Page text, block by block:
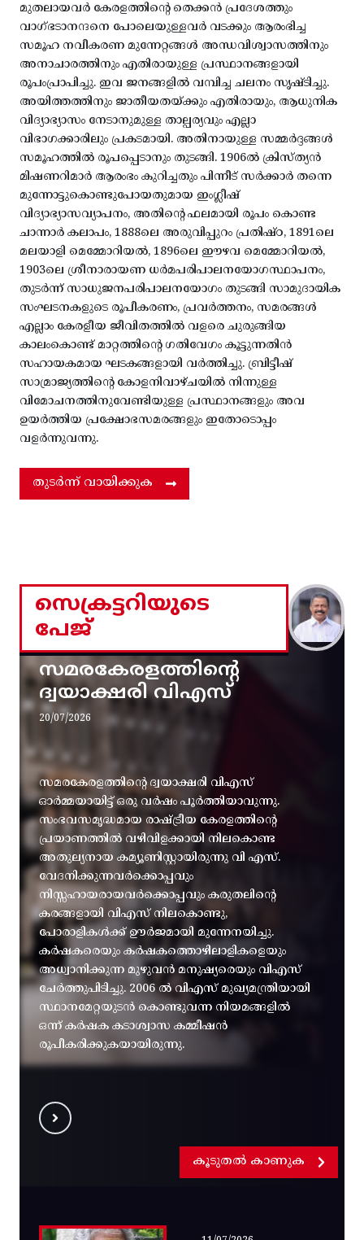
മുതലായവർ കേരളത്തിന്റെ തെക്കൻ പ്രദേശത്തും
വാഗ്ഭടാനന്ദനെ പോലെയുള്ളവർ വടക്കും ആരംഭിച്ച
സമൂഹ നവീകരണ മുന്നേറ്റങ്ങൾ അന്ധവിശ്വാസത്തിനും
അനാചാരത്തിനും എതിരായുള്ള പ്രസ്ഥാനങ്ങളായി
രൂപംപ്രാപിച്ചു. ഇവ ജനങ്ങളിൽ വമ്പിച്ച ചലനം സൃഷ്ടിച്ചു.
അയിത്തത്തിനും ജാതീയതയ്ക്കും എതിരായും, ആധുനിക
വിദ്യാഭ്യാസം നേടാനുമുള്ള താല്പര്യവും എല്ലാ
വിഭാഗക്കാരിലും പ്രകടമായി. അതിനായുള്ള സമ്മർദ്ദങ്ങൾ
സമൂഹത്തിൽ രൂപപ്പെടാനും തുടങ്ങി. 1906ൽ ക്രിസ്ത്യൻ
മിഷണറിമാർ ആരംഭം കുറിച്ചതും പിന്നീട് സർക്കാർ തന്നെ
മുന്നോട്ടുകൊണ്ടുപോയതുമായ ഇംഗ്ലീഷ്
വിദ്യാഭ്യാസവ്യാപനം, അതിന്റെ ഫലമായി രൂപം കൊണ്ട
ചാന്നാർ കലാപം, 1888ലെ അരുവിപ്പുറം പ്രതിഷ്ഠ, 1891ലെ
മലയാളി മെമ്മോറിയൽ, 1896ലെ ഈഴവ മെമ്മോറിയൽ,
1903ലെ ശ്രീനാരായണ ധർമപരിപാലനയോഗസ്ഥാപനം,
തുടർന്ന് സാധുജനപരിപാലനയോഗം തുടങ്ങി സാമുദായിക
സംഘടനകളുടെ രൂപീകരണം, പ്രവർത്തനം, സമരങ്ങൾ
എല്ലാം കേരളീയ ജീവിതത്തിൽ വളരെ ചുരുങ്ങിയ
കാലംകൊണ്ട് മാറ്റത്തിന്റെ ഗതിവേഗം കൂട്ടുന്നതിൻ
സഹായകമായ ഘടകങ്ങളായി വർത്തിച്ചു. ബ്രിട്ടീഷ്
സാമ്രാജ്യത്തിന്റെ കോളനിവാഴ്ചയിൽ നിന്നുള്ള
വിമോചനത്തിനുവേണ്ടിയുള്ള പ്രസ്ഥാനങ്ങളും അവ
ഉയർത്തിയ പ്രക്ഷോഭസമരങ്ങളും ഇതോടൊപ്പം
വളർന്നുവന്നു.
തുടർന്ന് വായിക്കുക
സെക്രട്ടറിയുടെ
പേജ്
സമരകേരളത്തിൻ്റെ
ദ്വയാക്ഷരി വിഎസ്
20/07/2026
സമരകേരളത്തിൻ്റെ ദ്വയാക്ഷരി വിഎസ്
ഓർമ്മയായിട്ട് ഒരു വർഷം പൂർത്തിയാവുന്നു.
സംഭവസമൃദ്ധമായ രാഷ്ട്രീയ കേരളത്തിന്റെ
പ്രയാണത്തിൽ വഴിവിളക്കായി നിലകൊണ്ട
അതുല്യനായ കമ്യൂണിസ്റ്റായിരുന്നു വി എസ്.
വേദനിക്കുന്നവർക്കൊപ്പവും
നിസ്സഹായരായവർക്കൊപ്പവും കരുതലിന്റെ
കരങ്ങളായി വിഎസ് നിലകൊണ്ടു,
പോരാളികൾക്ക് ഊർജമായി മുന്നേനയിച്ചു.
കർഷകരെയും കർഷകത്തൊഴിലാളികളെയും
അധ്വാനിക്കുന്ന മുഴുവൻ മനുഷ്യരെയും വിഎസ്
ചേർത്തുപിടിച്ചു. 2006 ൽ വിഎസ് മുഖ്യമന്ത്രിയായി
സ്ഥാനമേറ്റയുടൻ കൊണ്ടുവന്ന നിയമങ്ങളിൽ
ഒന്ന് കർഷക കടാശ്വാസ കമ്മീഷൻ
രൂപീകരിക്കുകയായിരുന്നു.
കൂടുതൽ കാണുക